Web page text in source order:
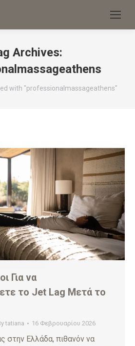
Archives:
with "professionalmassageathens"
Για να
το Jet Lag Μετά το
tatiana 16 Φεβρουαρίου 2026
στην Ελλάδα, πιθανόν να